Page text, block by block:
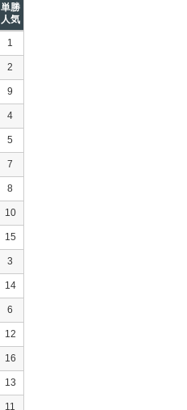
単勝
人気
1
2
9
4
5
7
8
10
15
3
14
6
12
16
13
11